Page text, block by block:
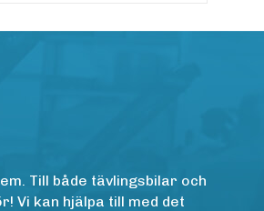
Till både tävlingsbilar och
Vi kan hjälpa till med det